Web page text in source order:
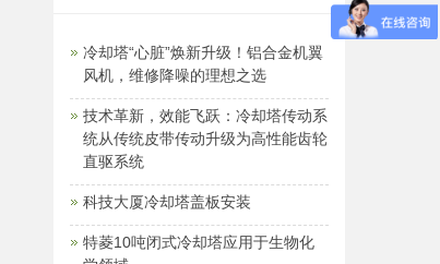
冷却塔“心脏”焕新升级！铝合金机翼
风机，维修降噪的理想之选
技术革新，效能飞跃：冷却塔传动系
统从传统皮带传动升级为高性能齿轮
直驱系统
科技大厦冷却塔盖板安装
特菱10吨闭式冷却塔应用于生物化